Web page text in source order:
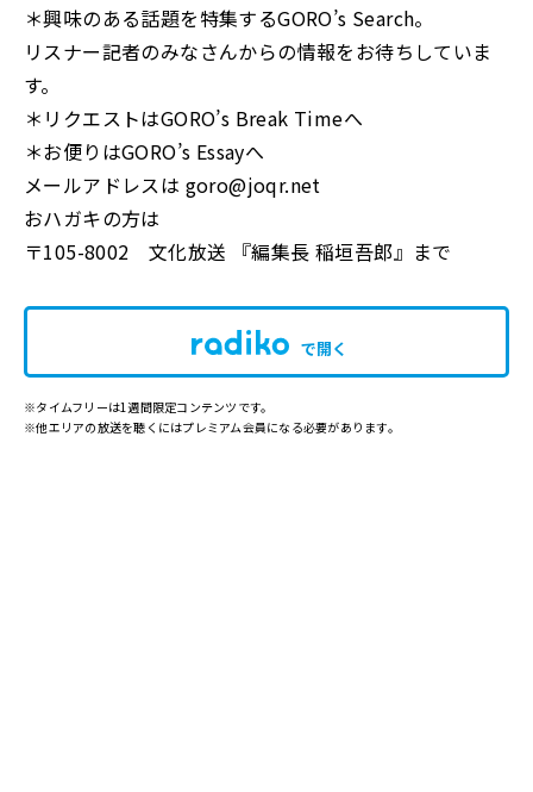
＊興味のある話題を特集するGORO’s Search。
リスナー記者のみなさんからの情報をお待ちしていま
す。
＊リクエストはGORO’s Break Timeへ
＊お便りはGORO’s Essayへ
メールアドレスは goro@joqr.net
おハガキの方は
〒105-8002 文化放送 『編集長 稲垣吾郎』まで
で開く
※タイムフリーは1週間限定コンテンツです。
※他エリアの放送を聴くにはプレミアム会員になる必要があります。